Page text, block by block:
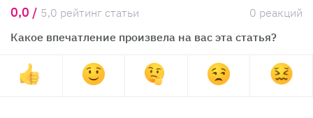
0,0 / 5,0 рейтинг статьи
0 реакций
Какое впечатление произвела на вас эта статья?